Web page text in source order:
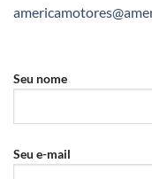
Seu nome
Seu e-mail